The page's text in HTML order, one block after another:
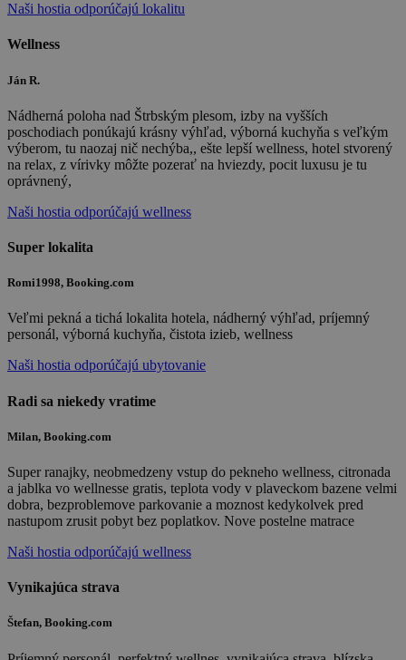
Naši hostia odporúčajú lokalitu
Wellness
Ján R.
Nádherná poloha nad Štrbským plesom, izby na vyšších
poschodiach ponúkajú krásny výhľad, výborná kuchyňa s veľkým
výberom, tu naozaj nič nechýba,, ešte lepší wellness, hotel stvorený
na relax, z vírivky môžte pozerať na hviezdy, pocit luxusu je tu
oprávnený,
Naši hostia odporúčajú wellness
Super lokalita
Romi1998, Booking.com
Veľmi pekná a tichá lokalita hotela, nádherný výhľad, príjemný
personál, výborná kuchyňa, čistota izieb, wellness
Naši hostia odporúčajú ubytovanie
Radi sa niekedy vratime
Milan, Booking.com
Super ranajky, neobmedzeny vstup do pekneho wellness, citronada
a jablka vo wellnesse gratis, teplota vody v plaveckom bazene velmi
dobra, bezproblemove parkovanie a moznost kedykolvek pred
nastupom zrusit pobyt bez poplatkov. Nove postelne matrace
Naši hostia odporúčajú wellness
Vynikajúca strava
Štefan, Booking.com